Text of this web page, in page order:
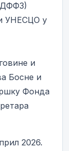
УНЕСЦО у
и
Босне и
Фонда
2026.